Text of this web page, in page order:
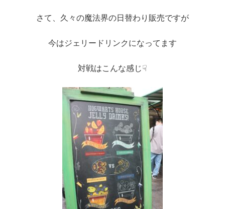
さて、久々の魔法界の日替わり販売ですが
今はジェリードリンクになってます
対戦はこんな感じ☟